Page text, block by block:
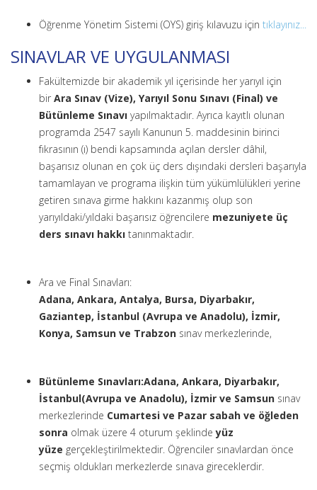
Öğrenme Yönetim Sistemi (OYS) giriş kılavuzu için tıklayınız...
SINAVLAR VE UYGULANMASI
Fakültemizde bir akademik yıl içerisinde her yarıyıl için
bir Ara Sınav (Vize), Yarıyıl Sonu Sınavı (Final) ve
Bütünleme Sınavı yapılmaktadır. Ayrıca kayıtlı olunan
programda 2547 sayılı Kanunun 5. maddesinin birinci
fıkrasının (ı) bendi kapsamında açılan dersler dâhil,
başarısız olunan en çok üç ders dışındaki dersleri başarıyla
tamamlayan ve programa ilişkin tüm yükümlülükleri yerine
getiren sınava girme hakkını kazanmış olup son
yarıyıldaki/yıldaki başarısız öğrencilere mezuniyete üç
ders sınavı hakkı tanınmaktadır.
Ara ve Final Sınavları:
Adana, Ankara, Antalya, Bursa, Diyarbakır,
Gaziantep, İstanbul (Avrupa ve Anadolu), İzmir,
Konya, Samsun ve Trabzon sınav merkezlerinde,
Bütünleme Sınavları:Adana, Ankara, Diyarbakır,
İstanbul(Avrupa ve Anadolu), İzmir ve Samsun sınav
merkezlerinde Cumartesi ve Pazar sabah ve öğleden
sonra olmak üzere 4 oturum şeklindeyüz
yüze gerçekleştirilmektedir. Öğrenciler sınavlardan önce
seçmiş oldukları merkezlerde sınava gireceklerdir.